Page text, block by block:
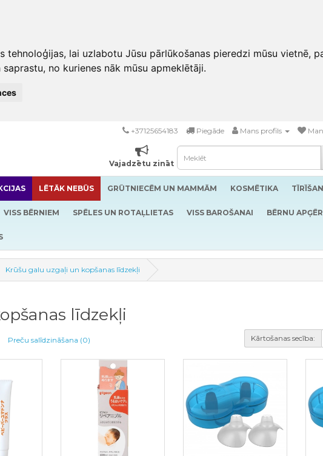
tehnoloģijas, lai uzlabotu Jūsu pārlūkošanas pieredzi mūsu vietnē,
no kurienes nāk mūsu apmeklētāji.
+37125654183 Piegāde Mans profils
Vajadzētu zināt
LĒTĀK NEBŪS GRŪTNIECĒM UN MAMMĀM KOSMĒTIKA
VISS BĒRNIEM SPĒLES UN ROTAĻLIETAS VISS BAROŠANAI BĒRNU
Krūšu galu uzgaļi un kopšanas līdzekļi
līdzekļi
Preču salīdzināšana (0) Kārtošanas secība: